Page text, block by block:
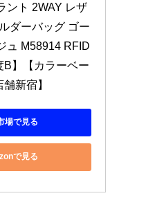
ント 2WAY レザ
ダーバッグ ゴー
ュ M58914 RFID
B】【カラーベー
新宿】
場で見る
で見る